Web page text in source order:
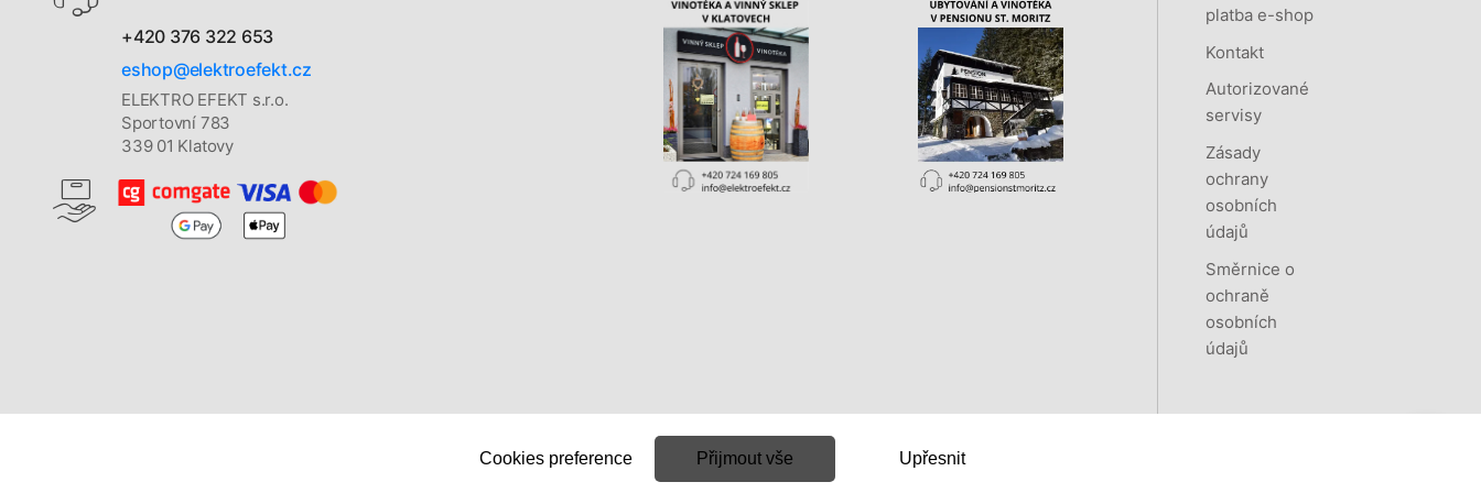
+420 376 322 653
eshop@elektroefekt.cz
ELEKTRO EFEKT s.r.o.
Sportovní 783
339 01 Klatovy
platba e-shop
Kontakt
Autorizované
servisy
Zásady
ochrany
osobních
údajů
Směrnice o
ochraně
osobních
údajů
Cookies preference Přijmout vše Upřesnit